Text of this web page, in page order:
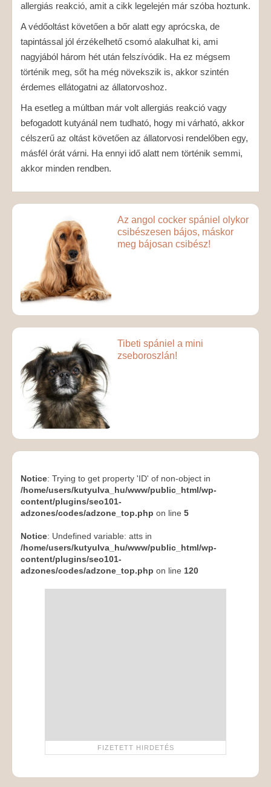
allergiás reakció, amit a cikk legelején már szóba hoztunk.
A védőoltást követően a bőr alatt egy aprócska, de
tapintással jól érzékelhető csomó alakulhat ki, ami
nagyjából három hét után felszívódik. Ha ez mégsem
történik meg, sőt ha még növekszik is, akkor szintén
érdemes ellátogatni az állatorvoshoz.
Ha esetleg a múltban már volt allergiás reakció vagy
befogadott kutyánál nem tudható, hogy mi várható, akkor
célszerű az oltást követően az állatorvosi rendelőben egy,
másfél órát várni. Ha ennyi idő alatt nem történik semmi,
akkor minden rendben.
Az angol cocker spániel olykor
csibészesen bájos, máskor
meg bájosan csibész!
Tibeti spániel a mini
zseboroszlán!
Notice: Trying to get property 'ID' of non-object in
/home/users/kutyulva_hu/www/public_html/wp-
content/plugins/seo101-
adzones/codes/adzone_top.php on line 5
Notice: Undefined variable: atts in
/home/users/kutyulva_hu/www/public_html/wp-
content/plugins/seo101-
adzones/codes/adzone_top.php on line 120